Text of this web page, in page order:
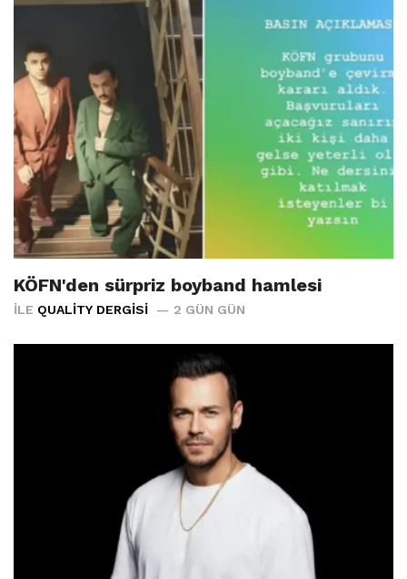
KÖFN'den sürpriz boyband hamlesi
İLE QUALITY DERGISI 2 GÜN GÜN